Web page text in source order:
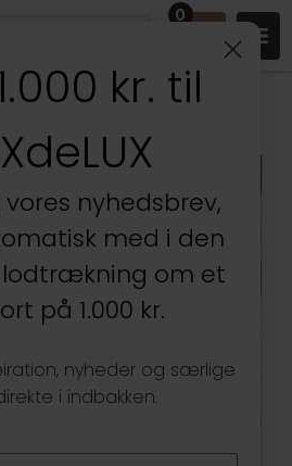
0
/
Bøtter med Låg til
kr. til
nyhedsbrev,
med i den
om et
på 1.000 kr.
nyheder og særlige
i indbakken.